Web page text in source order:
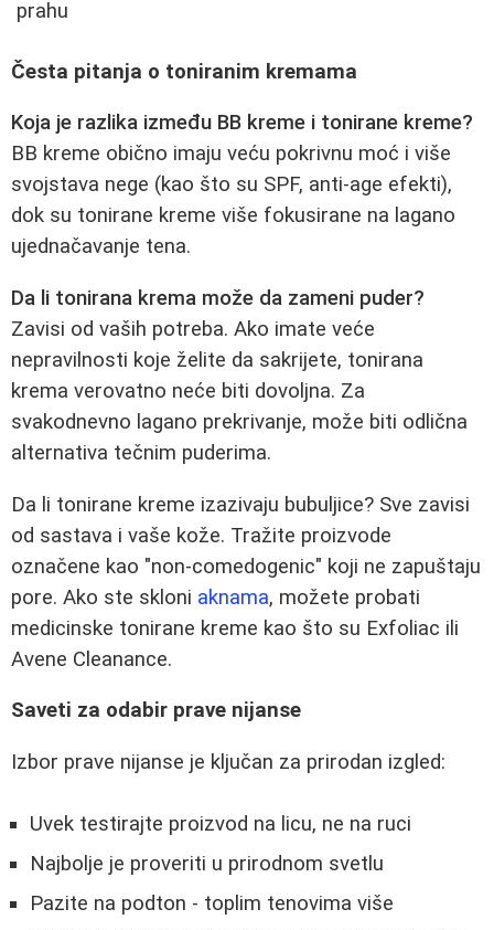
prahu
Česta pitanja o toniranim kremama
Koja je razlika između BB kreme i tonirane kreme?
BB kreme obično imaju veću pokrivnu moć i više
svojstava nege (kao što su SPF, anti-age efekti),
dok su tonirane kreme više fokusirane na lagano
ujednačavanje tena.
Da li tonirana krema može da zameni puder?
Zavisi od vaših potreba. Ako imate veće
nepravilnosti koje želite da sakrijete, tonirana
krema verovatno neće biti dovoljna. Za
svakodnevno lagano prekrivanje, može biti odlična
alternativa tečnim puderima.
Da li tonirane kreme izazivaju bubuljice? Sve zavisi
od sastava i vaše kože. Tražite proizvode
označene kao "non-comedogenic" koji ne zapuštaju
pore. Ako ste skloni aknama, možete probati
medicinske tonirane kreme kao što su Exfoliac ili
Avene Cleanance.
Saveti za odabir prave nijanse
Izbor prave nijanse je ključan za prirodan izgled:
Uvek testirajte proizvod na licu, ne na ruci
Najbolje je proveriti u prirodnom svetlu
Pazite na podton - toplim tenovima više